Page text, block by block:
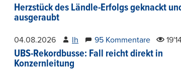
Herzstück des Ländle-Erfolgs geknackt
ausgeraubt
04.08.2026 lh 95 Kommentare
UBS-Rekordbusse: Fall reicht direkt in
Konzernleitung